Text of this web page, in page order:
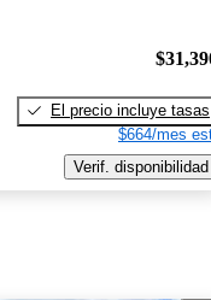
El precio incluye tasas
$664/mes
Verif. disponibilidad